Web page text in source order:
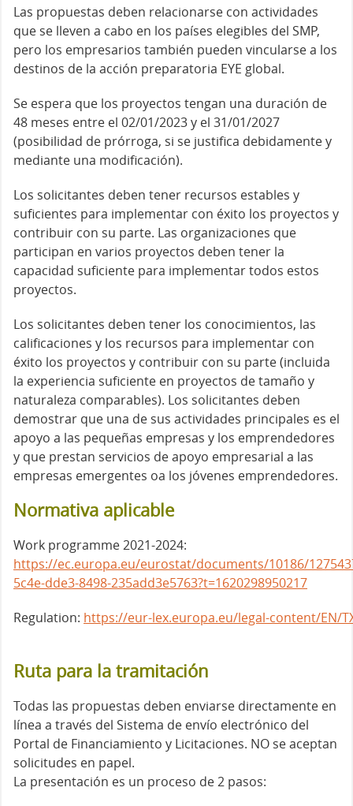
Las propuestas deben relacionarse con actividades
que se lleven a cabo en los países elegibles del SMP,
pero los empresarios también pueden vincularse a los
destinos de la acción preparatoria EYE global.
Se espera que los proyectos tengan una duración de
48 meses entre el 02/01/2023 y el 31/01/2027
(posibilidad de prórroga, si se justifica debidamente y
mediante una modificación).
Los solicitantes deben tener recursos estables y
suficientes para implementar con éxito los proyectos y
contribuir con su parte. Las organizaciones que
participan en varios proyectos deben tener la
capacidad suficiente para implementar todos estos
proyectos.
Los solicitantes deben tener los conocimientos, las
calificaciones y los recursos para implementar con
éxito los proyectos y contribuir con su parte (incluida
la experiencia suficiente en proyectos de tamaño y
naturaleza comparables). Los solicitantes deben
demostrar que una de sus actividades principales es el
apoyo a las pequeñas empresas y los emprendedores
y que prestan servicios de apoyo empresarial a las
empresas emergentes oa los jóvenes emprendedores.
Normativa aplicable
Work programme 2021-2024:
https://ec.europa.eu/eurostat/documents/10186/
5c4e-dde3-8498-235add3e5763?t=1620298950217
Regulation: https://eur-lex.europa.eu/legal-content/EN/
Ruta para la tramitación
Todas las propuestas deben enviarse directamente en
línea a través del Sistema de envío electrónico del
Portal de Financiamiento y Licitaciones. NO se aceptan
solicitudes en papel.
La presentación es un proceso de 2 pasos: